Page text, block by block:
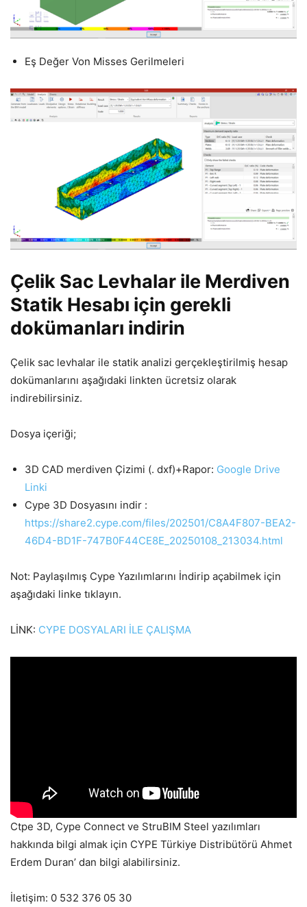
Eş Değer Von Misses Gerilmeleri
Çelik Sac Levhalar ile Merdiven
Statik Hesabı için gerekli
dokümanları indirin
Çelik sac levhalar ile statik analizi gerçekleştirilmiş hesap
dokümanlarını aşağıdaki linkten ücretsiz olarak
indirebilirsiniz.
Dosya içeriği;
3D CAD merdiven Çizimi (. dxf)+Rapor: Google Drive
Linki
Cype 3D Dosyasını indir :
https://share2.cype.com/files/202501/C8A4F807-BEA2-
46D4-BD1F-747B0F44CE8E_20250108_213034.html
Not: Paylaşılmış Cype Yazılımlarını İndirip açabilmek için
aşağıdaki linke tıklayın.
LİNK: CYPE DOSYALARI İLE ÇALIŞMA
Ctpe 3D, Cype Connect ve StruBIM Steel yazılımları
hakkında bilgi almak için CYPE Türkiye Distribütörü Ahmet
Erdem Duran’ dan bilgi alabilirsiniz.
İletişim: 0 532 376 05 30